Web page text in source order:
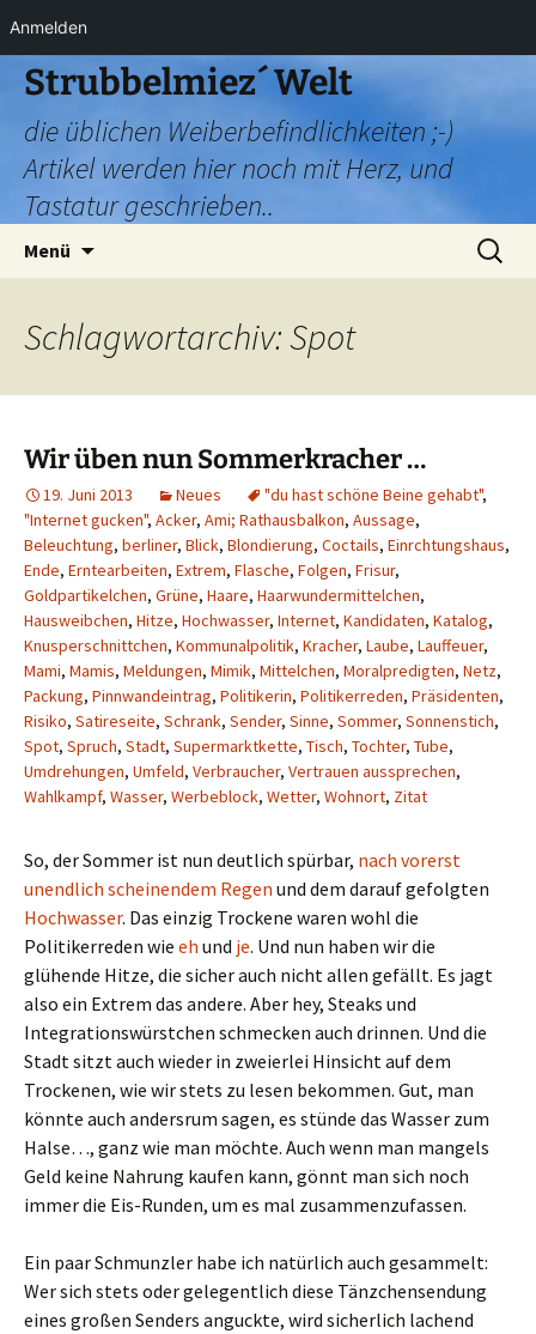
Anmelden
Zum
Inhalt
springen
Strubbelmiez´ Welt
die üblichen Weiberbefindlichkeiten ;-)
Artikel werden hier noch mit Herz, und
Tastatur geschrieben..
Menü
Suchen
nach:
Schlagwortarchiv: Spot
Wir üben nun Sommerkracher …
19. Juni 2013 Neues "du hast schöne Beine gehabt",
"Internet gucken", Acker, Ami; Rathausbalkon, Aussage,
Beleuchtung, berliner, Blick, Blondierung, Coctails, Einrchtungshaus,
Ende, Erntearbeiten, Extrem, Flasche, Folgen, Frisur,
Goldpartikelchen, Grüne, Haare, Haarwundermittelchen,
Hausweibchen, Hitze, Hochwasser, Internet, Kandidaten, Katalog,
Knusperschnittchen, Kommunalpolitik, Kracher, Laube, Lauffeuer,
Mami, Mamis, Meldungen, Mimik, Mittelchen, Moralpredigten, Netz,
Packung, Pinnwandeintrag, Politikerin, Politikerreden, Präsidenten,
Risiko, Satireseite, Schrank, Sender, Sinne, Sommer, Sonnenstich,
Spot, Spruch, Stadt, Supermarktkette, Tisch, Tochter, Tube,
Umdrehungen, Umfeld, Verbraucher, Vertrauen aussprechen,
Wahlkampf, Wasser, Werbeblock, Wetter, Wohnort, Zitat
So, der Sommer ist nun deutlich spürbar, nach vorerst
unendlich scheinendem Regen und dem darauf gefolgten
Hochwasser. Das einzig Trockene waren wohl die
Politikerreden wie eh und je. Und nun haben wir die
glühende Hitze, die sicher auch nicht allen gefällt. Es jagt
also ein Extrem das andere. Aber hey, Steaks und
Integrationswürstchen schmecken auch drinnen. Und die
Stadt sitzt auch wieder in zweierlei Hinsicht auf dem
Trockenen, wie wir stets zu lesen bekommen. Gut, man
könnte auch andersrum sagen, es stünde das Wasser zum
Halse…, ganz wie man möchte. Auch wenn man mangels
Geld keine Nahrung kaufen kann, gönnt man sich noch
immer die Eis-Runden, um es mal zusammenzufassen.
Ein paar Schmunzler habe ich natürlich auch gesammelt:
Wer sich stets oder gelegentlich diese Tänzchensendung
eines großen Senders anguckte, wird sicherlich lachend